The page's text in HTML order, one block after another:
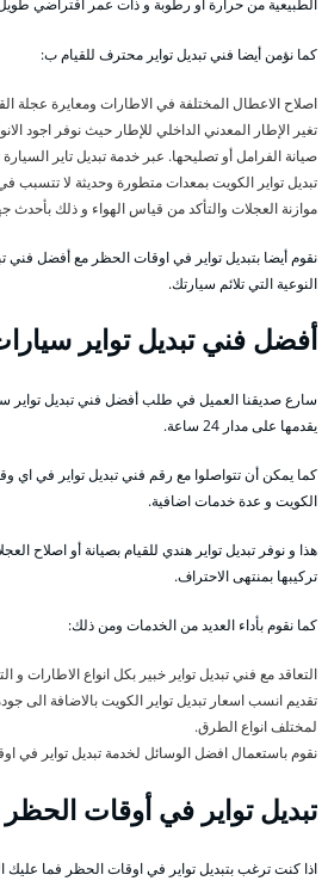
الطبيعية من حرارة أو رطوبة و ذات عمر افتراضي
كما نؤمن أيضا فني تبديل تواير محترف للقيام ب:
اصلاح الاعطال المختلفة في الاطارات ومعايرة عجلة
تغير الإطار المعدني الداخلي للإطار حيث نوفر اجود
صيانة الفرامل أو تصليحها. عبر خدمة تبديل تاير السيارة
تبديل تواير الكويت بمعدات متطورة وحديثة لا تتسبب في
موازنة العجلات والتأكد من قياس الهواء و ذلك
نقوم أيضا بتبديل تواير في اوقات الحظر مع أفضل فني
النوعية التي تلائم سيارتك.
أفضل فني تبديل تواير
سارع صديقنا العميل في طلب أفضل فني تبديل تواير
يقدمها على مدار 24 ساعة.
كما يمكن أن تتواصلوا مع رقم فني تبديل تواير في
الكويت و عدة خدمات اضافية.
هذا و نوفر تبديل تواير هندي للقيام بصيانة أو اصلاح
تركيبها بمنتهى الاحتراف.
كما نقوم بأداء العديد من الخدمات ومن ذلك:
التعاقد مع فني تبديل تواير خبير بكل انواع الاطارات و
تقديم انسب اسعار تبديل تواير الكويت بالاضافة الى
لمختلف انواع الطرق.
نقوم باستعمال افضل الوسائل لخدمة تبديل تواير في
تبديل تواير في أوقات الحظر
اذا كنت ترغب بتبديل تواير في اوقات الحظر فما عليك